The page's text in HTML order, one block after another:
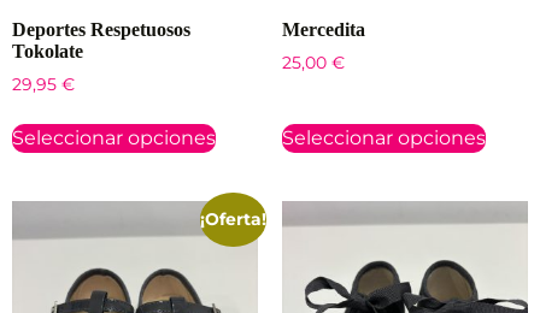
Deportes Respetuosos
Tokolate
29,95 €
Seleccionar opciones
Mercedita
25,00 €
Seleccionar opciones
¡Oferta!